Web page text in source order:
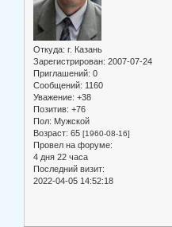
Откуда: г. Казань
Зарегистрирован: 2007-07-24
Приглашений: 0
Сообщений: 1160
Уважение: +38
Позитив: +76
Пол: Мужской
Возраст: 65 [1960-08-16]
Провел на форуме:
4 дня 22 часа
Последний визит:
2022-04-05 14:52:18